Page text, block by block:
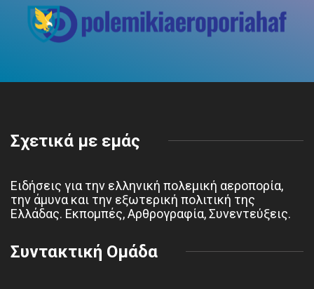
Σχετικά με εμάς
Ειδήσεις για την ελληνική πολεμική αεροπορία,
την άμυνα και την εξωτερική πολιτική της
Ελλάδας. Εκπομπές, Αρθρογραφία, Συνεντεύξεις.
Συντακτική Ομάδα